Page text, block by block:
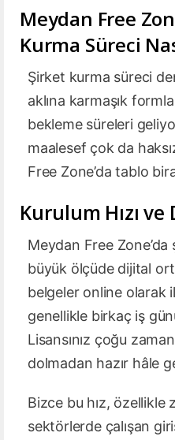
Meydan Free
Kurma Süreci
Şirket kurma süreci
aklına karmaşık
bekleme süreleri
maalesef çok da
Free Zone’da tablo
Kurulum Hızı
Meydan Free
büyük ölçüde dijital
belgeler online olarak
genellikle birkaç iş
Lisansınız çoğu
dolmadan hazır hâle
Bizce bu hız, özellikle
sektörlerde çalışan